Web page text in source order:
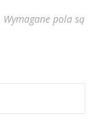
Wymagane pola są